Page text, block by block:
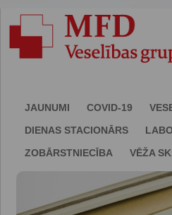
JAUNUMI COVID-19
DIENAS STACIONĀRS
ZOBĀRSTNIECĪBA
VĒŽA